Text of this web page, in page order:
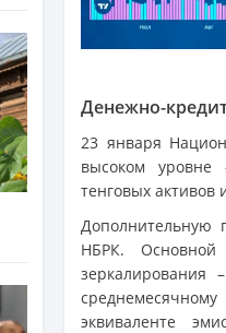
Денежно-
23 января
высоком уровне
тенговых
Дополнительную
НБРК.
зеркалирования
эквиваленте